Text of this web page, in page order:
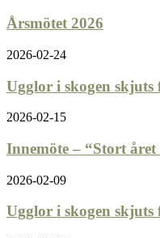
Årsmötet 2026
2026-02-24
Ugglor i skogen skjuts
2026-02-15
Innemöte – “Stort året
2026-02-09
Ugglor i skogen skjuts